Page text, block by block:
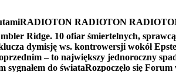
RADIOTON RADIOTON
Ridge. 10 ofiar śmiertelnych,
dymisję ws. kontrowersji wokół
– to największy jednoroczny
sygnałem do świataRozpoczęło się